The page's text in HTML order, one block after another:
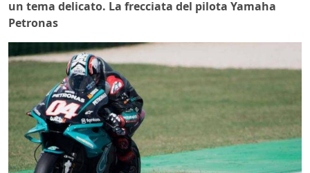
un tema delicato. La frecciata del pilota Yamaha
Petronas